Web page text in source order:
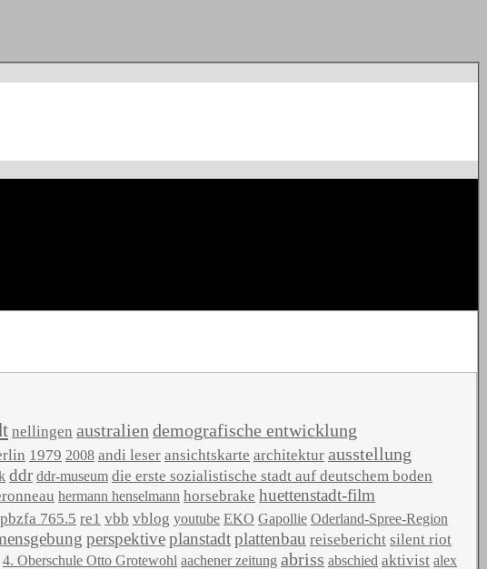
nellingen australien demografische entwicklung
1979 2008 andi leser ansichtskarte architektur ausstellung
ddr ddr-museum die erste sozialistische stadt auf deutschem boden
hermann henselmann horsebrake huettenstadt-film
765.5 re1 vbb vblog youtube EKO Gapollie Oderland-Spree-Region
perspektiveplanstadtplattenbau reisebericht silent riot
4. Oberschule Otto Grotewohl aachener zeitung abriss abschied aktivist alex